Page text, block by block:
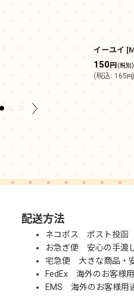
イーユイ [
150円(税別)
(税込: 165円)
配送方法
ネコポス ポスト投函
お急ぎ便 安心の手渡
宅急便 大きな商品・
FedEx 海外のお客様
EMS 海外のお客様用